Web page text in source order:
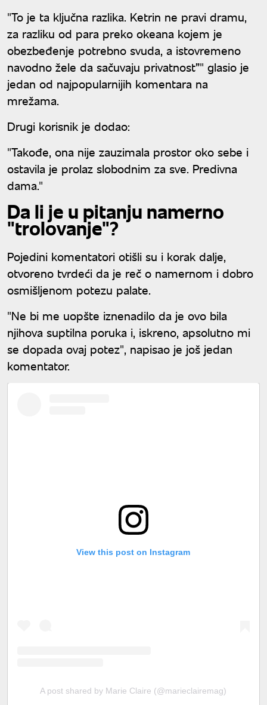
"To je ta ključna razlika. Ketrin ne pravi dramu,
za razliku od para preko okeana kojem je
obezbeđenje potrebno svuda, a istovremeno
navodno žele da sačuvaju privatnost”" glasio je
jedan od najpopularnijih komentara na
mrežama.
Drugi korisnik je dodao:
"Takođe, ona nije zauzimala prostor oko sebe i
ostavila je prolaz slobodnim za sve. Predivna
dama."
Da li je u pitanju namerno
"trolovanje"?
Pojedini komentatori otišli su i korak dalje,
otvoreno tvrdeći da je reč o namernom i dobro
osmišljenom potezu palate.
"Ne bi me uopšte iznenadilo da je ovo bila
njihova suptilna poruka i, iskreno, apsolutno mi
se dopada ovaj potez", napisao je još jedan
komentator.
View this post on Instagram
A post shared by Marie Claire (@marieclairemag)